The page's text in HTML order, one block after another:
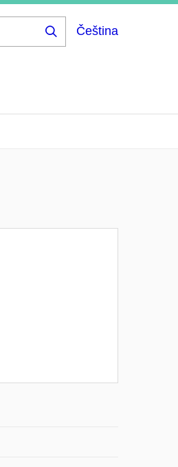
Čeština